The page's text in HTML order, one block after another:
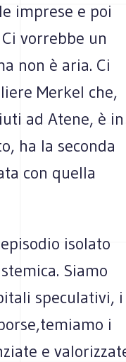
imprese e poi
vorrebbe un
non è aria. Ci
Merkel che,
ad Atene, è in
ha la seconda
con quella
isolato
Siamo
speculativi, i
i
e